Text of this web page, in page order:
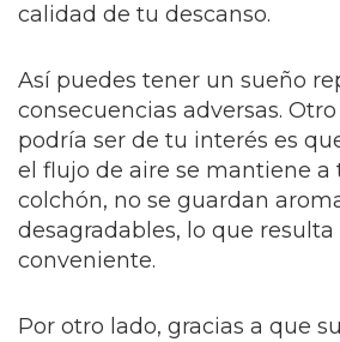
calidad de tu descanso.
Así puedes tener un sueño
consecuencias adversas.
podría ser de tu interés es
el flujo de aire se mantiene a
colchón, no se guardan
desagradables, lo que
conveniente.
Por otro lado, gracias a que